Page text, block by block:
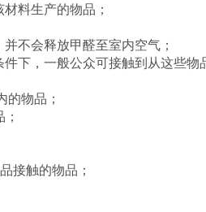
料生产的物品；
不会释放甲醛至室内空气；
下，一般公众可接触到从这些物
的物品；
接触的物品；